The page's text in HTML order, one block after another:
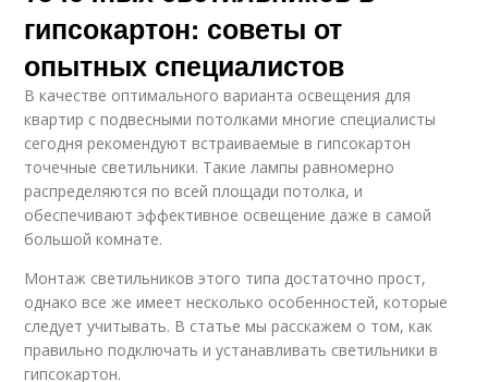
гипсокартон: советы от
опытных специалистов
В качестве оптимального варианта освещения для
квартир с подвесными потолками многие специалисты
сегодня рекомендуют встраиваемые в гипсокартон
точечные светильники. Такие лампы равномерно
распределяются по всей площади потолка, и
обеспечивают эффективное освещение даже в самой
большой комнате.
Монтаж светильников этого типа достаточно прост,
однако все же имеет несколько особенностей, которые
следует учитывать. В статье мы расскажем о том, как
правильно подключать и устанавливать светильники в
гипсокартон.